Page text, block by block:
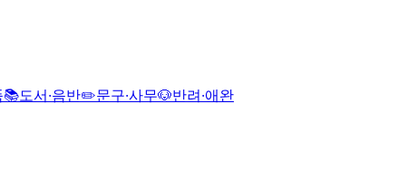
📚도서·음반✏️문구·사무🐶반려·애완